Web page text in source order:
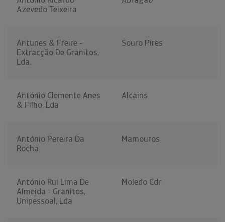
Azevedo Teixeira
Antunes & Freire -
Extracção De Granitos,
Lda.
Souro Pires
António Clemente Anes
& Filho, Lda
Alcains
António Pereira Da
Rocha
Mamouros
António Rui Lima De
Almeida - Granitos,
Unipessoal, Lda
Moledo Cdr